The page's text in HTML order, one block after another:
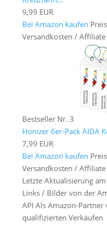
9,99 EUR
Bei Amazon kaufen
Versandkosten / Affiliate
Bestseller Nr. 3
Honizer 6er-Pack AIDA
7,99 EUR
Bei Amazon kaufen
Versandkosten / Affiliate
Letzte Aktualisierung
Links / Bilder von der
API Als Amazon-Partner
qualifizierten Verkäufen